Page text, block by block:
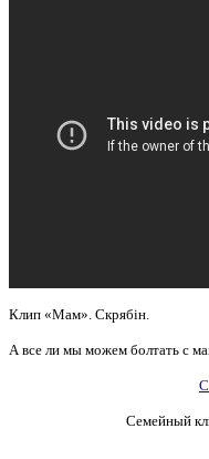
Клип «Мам». Скрябін.
А все ли мы можем болтать с
Семейный